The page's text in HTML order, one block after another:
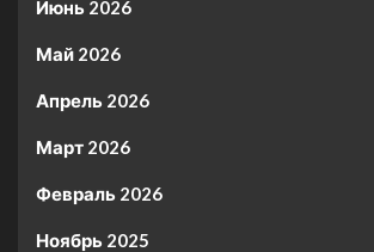
Июнь 2026
Май 2026
Апрель 2026
Март 2026
Февраль 2026
Ноябрь 2025